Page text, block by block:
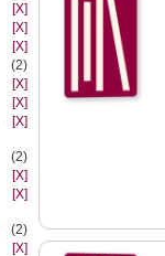
[X]
[X]
[X]
(2)
[X]
[X]
[X]
(2)
[X]
[X]
(2)
[X]